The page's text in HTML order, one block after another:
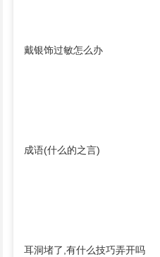
戴银饰过敏怎么办
成语(什么的之言)
耳洞堵了,有什么技巧弄开吗